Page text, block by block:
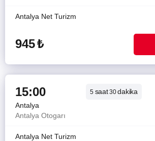
Antalya Net Turizm
945₺
15:00 5 saat30dakika
Antalya
Antalya Otogarı
Antalya Net Turizm